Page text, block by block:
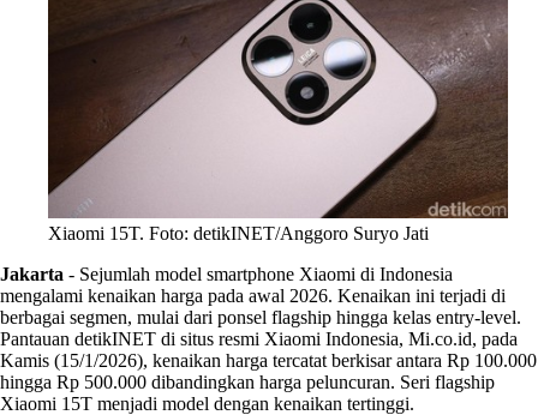
Xiaomi 15T. Foto: detikINET/Anggoro Suryo Jati
Jakarta - Sejumlah model smartphone Xiaomi di Indonesia
mengalami kenaikan harga pada awal 2026. Kenaikan ini terjadi di
berbagai segmen, mulai dari ponsel flagship hingga kelas entry-level.
Pantauan detikINET di situs resmi Xiaomi Indonesia, Mi.co.id, pada
Kamis (15/1/2026), kenaikan harga tercatat berkisar antara Rp 100.000
hingga Rp 500.000 dibandingkan harga peluncuran. Seri flagship
Xiaomi 15T menjadi model dengan kenaikan tertinggi.